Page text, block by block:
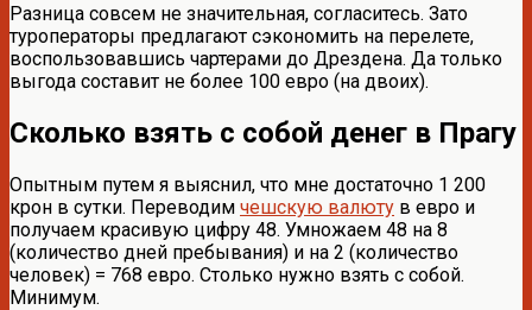
Разница совсем не значительная, согласитесь. Зато
туроператоры предлагают сэкономить на перелете,
воспользовавшись чартерами до Дрездена. Да только
выгода составит не более 100 евро (на двоих).
Сколько взять с собой денег в Прагу
Опытным путем я выяснил, что мне достаточно 1 200
крон в сутки. Переводим чешскую валюту в евро и
получаем красивую цифру 48. Умножаем 48 на 8
(количество дней пребывания) и на 2 (количество
человек) = 768 евро. Столько нужно взять с собой.
Минимум.